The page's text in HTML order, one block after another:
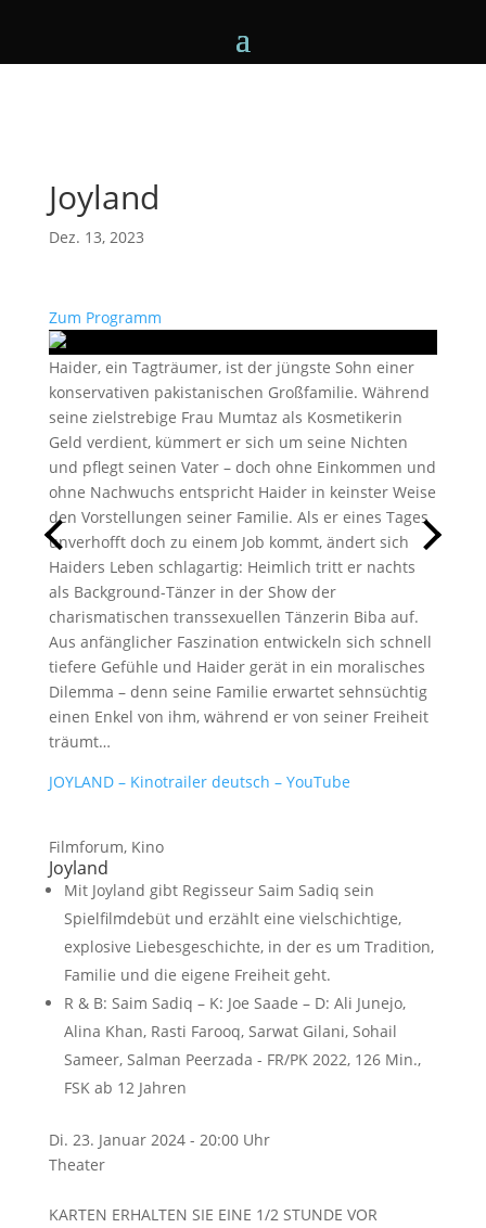
Joyland
Dez. 13, 2023
Zum Programm
Haider, ein Tagträumer, ist der jüngste Sohn einer
konservativen pakistanischen Großfamilie. Während
seine zielstrebige Frau Mumtaz als Kosmetikerin
Geld verdient, kümmert er sich um seine Nichten
und pflegt seinen Vater – doch ohne Einkommen und
ohne Nachwuchs entspricht Haider in keinster Weise
den Vorstellungen seiner Familie. Als er eines Tages
unverhofft doch zu einem Job kommt, ändert sich
Haiders Leben schlagartig: Heimlich tritt er nachts
als Background-Tänzer in der Show der
charismatischen transsexuellen Tänzerin Biba auf.
Aus anfänglicher Faszination entwickeln sich schnell
tiefere Gefühle und Haider gerät in ein moralisches
Dilemma – denn seine Familie erwartet sehnsüchtig
einen Enkel von ihm, während er von seiner Freiheit
träumt…
JOYLAND – Kinotrailer deutsch – YouTube
Filmforum, Kino
Joyland
Mit Joyland gibt Regisseur Saim Sadiq sein
Spielfilmdebüt und erzählt eine vielschichtige,
explosive Liebesgeschichte, in der es um Tradition,
Familie und die eigene Freiheit geht.
R & B: Saim Sadiq – K: Joe Saade – D: Ali Junejo,
Alina Khan, Rasti Farooq, Sarwat Gilani, Sohail
Sameer, Salman Peerzada - FR/PK 2022, 126 Min.,
FSK ab 12 Jahren
Di. 23. Januar 2024 - 20:00 Uhr
Theater
KARTEN ERHALTEN SIE EINE 1/2 STUNDE VOR